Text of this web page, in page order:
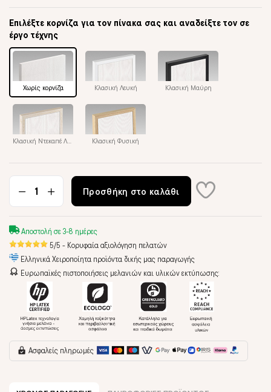
Επιλέξτε κορνίζα για τον πίνακα σας και αναδείξτε τον σε
έργο τέχνης
Χωρίς κορνίζα Κλασική Λευκή Κλασική Μαύρη
Κλασική Φυσική
Προσθήκη στο καλάθι
Αποστολή σε 3-8 ημέρες
5/5 - Κορυφαία αξιολόγηση πελατών
Ελληνικά Χειροποίητα προϊόντα δικής μας παραγωγής
Ευρωπαϊκές πιστοποιήσεις μελανιών και υλικών εκτύπωσης:
Ασφαλείς πληρωμές